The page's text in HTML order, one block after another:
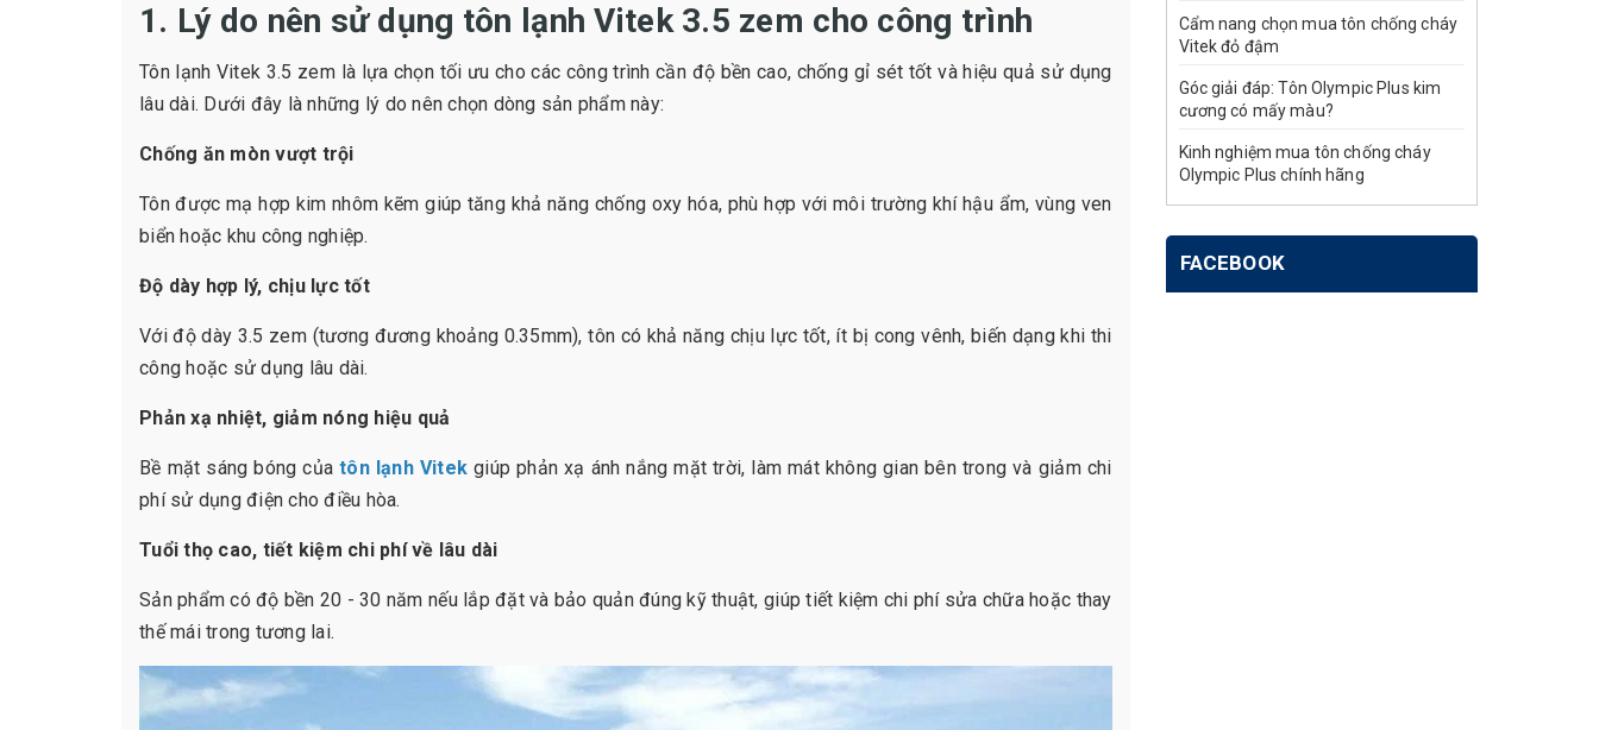
1. Lý do nên sử dụng tôn lạnh Vitek 3.5 zem cho công trình
Tôn lạnh Vitek 3.5 zem là lựa chọn tối ưu cho các công trình cần độ bền cao, chống gỉ sét tốt và hiệu quả sử dụng
lâu dài. Dưới đây là những lý do nên chọn dòng sản phẩm này:
Chống ăn mòn vượt trội
Tôn được mạ hợp kim nhôm kẽm giúp tăng khả năng chống oxy hóa, phù hợp với môi trường khí hậu ẩm, vùng ven
biển hoặc khu công nghiệp.
Độ dày hợp lý, chịu lực tốt
Với độ dày 3.5 zem (tương đương khoảng 0.35mm), tôn có khả năng chịu lực tốt, ít bị cong vênh, biến dạng khi thi
công hoặc sử dụng lâu dài.
Phản xạ nhiệt, giảm nóng hiệu quả
Bề mặt sáng bóng củatôn lạnh Vitek giúp phản xạ ánh nắng mặt trời, làm mát không gian bên trong và giảm chi
phí sử dụng điện cho điều hòa.
Tuổi thọ cao, tiết kiệm chi phí về lâu dài
Sản phẩm có độ bền 20 - 30 năm nếu lắp đặt và bảo quản đúng kỹ thuật, giúp tiết kiệm chi phí sửa chữa hoặc thay
thế mái trong tương lai.
Cẩm nang chọn mua tôn chống cháy
Vitek đỏ đậm
Góc giải đáp: Tôn Olympic Plus kim
cương có mấy màu?
Kinh nghiệm mua tôn chống cháy
Olympic Plus chính hãng
FACEBOOK